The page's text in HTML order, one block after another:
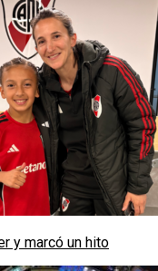
y marcó un hito